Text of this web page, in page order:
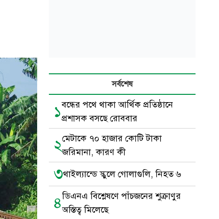
সর্বশেষ
১বন্ধের পথে থাকা আর্থিক প্রতিষ্ঠানে
প্রশাসক বসছে রোববার
২মেটাকে ৭০ হাজার কোটি টাকা
জরিমানা, কারণ কী
৩থাইল্যান্ডে স্কুলে গোলাগুলি, নিহত ৬
৪ডিএনএ বিশ্লেষণে পাঁচজনের শুক্রাণুর
অস্তিত্ব মিলেছে